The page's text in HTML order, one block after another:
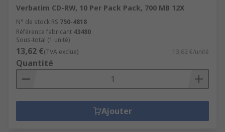
Verbatim CD-RW, 10 Per Pack Pack, 700 MB 12X
N° de stock RS 750-4818
Référence fabricant 43480
Sous-total (1 unité)
13,62 €(TVA exclue) 13,62 €/unité
Quantité
Ajouter